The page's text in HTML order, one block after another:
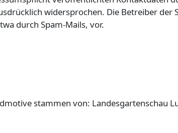
widersprochen. Die Betreiber der
durch Spam-Mails, vor.
stammen von: Landesgartenschau